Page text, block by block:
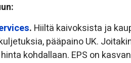
. Hiiltä kaivoksista ja
pääpaino UK.
kohdallaan. EPS on